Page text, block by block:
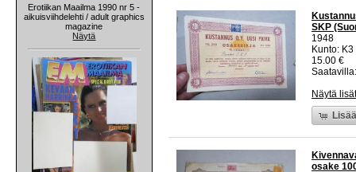
Erotiikan Maailma 1990 nr 5 -
aikuisviihdelehti / adult graphics
magazine
Näytä
SKP
1948
Kunto:
15.00 €
Näytä
osake